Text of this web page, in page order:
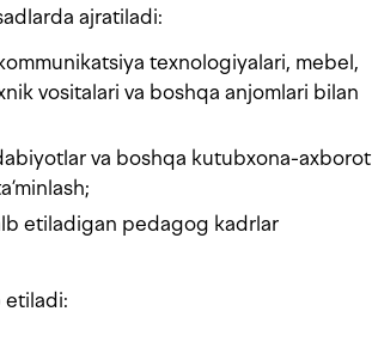
ajratiladi:
texnologiyalari, mebel,
vositalari va boshqa anjomlari bilan
va boshqa kutubxona-axborot
etiladigan pedagog kadrlar
etiladi: